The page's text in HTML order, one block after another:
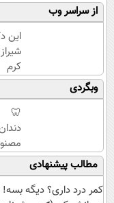
از سراسر وب
این
کرم
زخم
ایرانی را
وبگردی
🦷
با
مطالب پیشنهادی
کمر درد داری؟ دیگه